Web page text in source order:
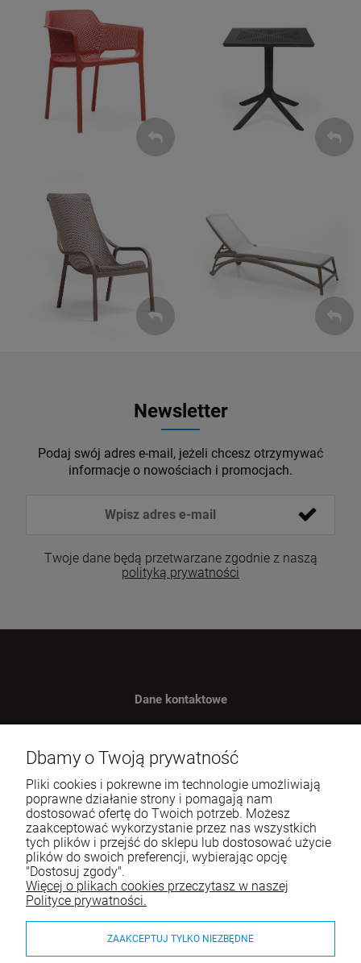
ZOBACZ ZOBACZ
Newsletter
Podaj swój adres e-mail, jeżeli chcesz otrzymywać
informacje o nowościach i promocjach.
Twoje dane będą przetwarzane zgodnie z naszą
polityką prywatności
Dane kontaktowe
ul. Wręczycka 268
42-202 Częstochowa
NIP: 9492236947
Tel.:
795-760-030
E-mail: sklep@itali.pl
Pomoc
Moje konto
Płatności i dostawa
Dbamy o Twoją prywatność
Pliki cookies i pokrewne im technologie umożliwiają
poprawne działanie strony i pomagają nam
dostosować ofertę do Twoich potrzeb. Możesz
zaakceptować wykorzystanie przez nas wszystkich
tych plików i przejść do sklepu lub dostosować użycie
plików do swoich preferencji, wybierając opcję
"Dostosuj zgody".
Więcej o plikach cookies przeczytasz w naszej
Polityce prywatności.
ZAAKCEPTUJ TYLKO NIEZBĘDNE